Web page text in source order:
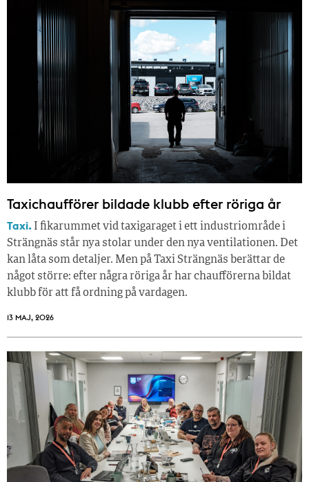
Taxichaufförer bildade klubb efter röriga år
Taxi. I fikarummet vid taxigaraget i ett industriområde i
Strängnäs står nya stolar under den nya ventilationen. Det
kan låta som detaljer. Men på Taxi Strängnäs berättar de
något större: efter några röriga år har chaufförerna bildat
klubb för att få ordning på vardagen.
13 MAJ, 2026